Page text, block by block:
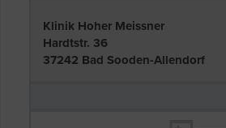
Klinik Hoher Meissner
Hardtstr. 36
37242 Bad Sooden-Allendorf